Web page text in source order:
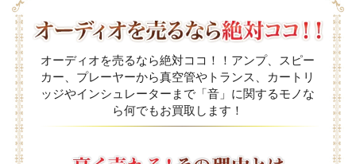
オーディオを売るなら絶対ココ！！アンプ、スピー
カー、プレーヤーから真空管やトランス、カートリ
ッジやインシュレーターまで「音」に関するモノな
ら何でもお買取します！